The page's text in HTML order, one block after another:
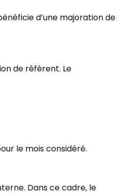
d’une majoration de
de référent. Le
le mois considéré.
Dans ce cadre, le